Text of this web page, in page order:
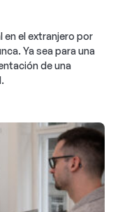
en el extranjero por
Ya sea para una
de una